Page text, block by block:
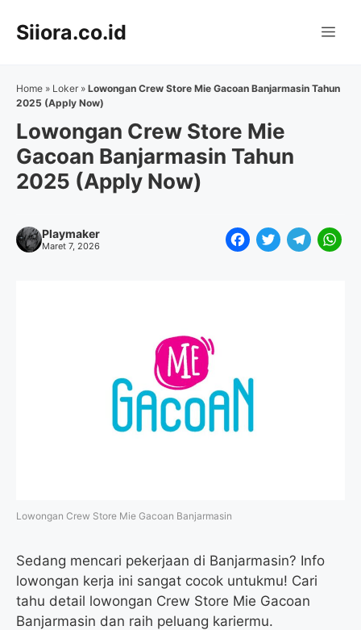
Siiora.co.id
Home » Loker » Lowongan Crew Store Mie Gacoan Banjarmasin Tahun
2025 (Apply Now)
Lowongan Crew Store Mie
Gacoan Banjarmasin Tahun
2025 (Apply Now)
Playmaker
Maret 7, 2026
F
T
T
W
Lowongan Crew Store Mie Gacoan Banjarmasin
Sedang mencari pekerjaan di Banjarmasin? Info
lowongan kerja ini sangat cocok untukmu! Cari
tahu detail lowongan Crew Store Mie Gacoan
Banjarmasin dan raih peluang kariermu.